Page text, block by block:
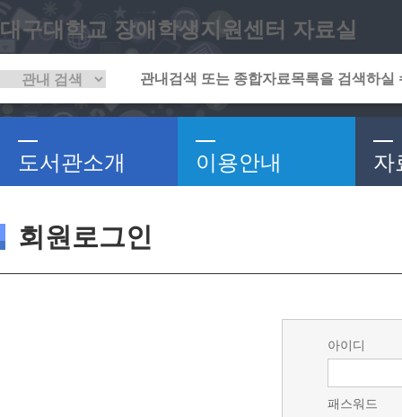
대구대학교 장애학생지원센터 자료실
도서관소개 이용안내 자
회원로그인
아이디
패스워드